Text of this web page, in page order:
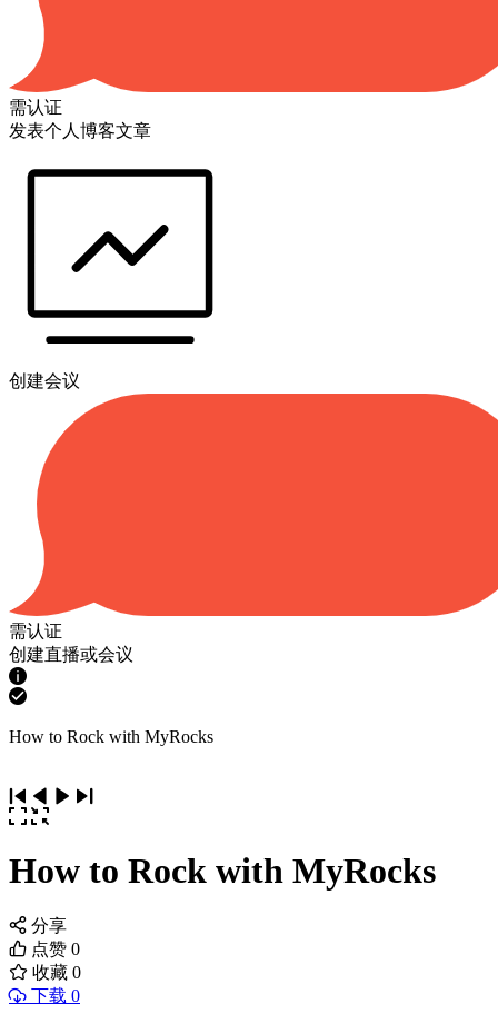
需认证
发表个人博客文章
创建会议
需认证
创建直播或会议
How to Rock with MyRocks
How to Rock with MyRocks
分享
点赞 0
收藏 0
下载 0